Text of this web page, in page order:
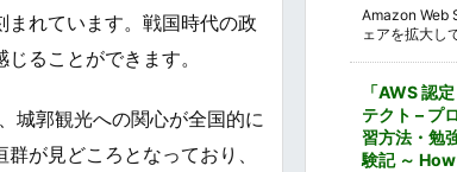
れています。戦国時代の政
ることができます。
城郭観光への関心が全国的に
が見どころとなっており、
Amazon Web
ェアを拡大し
「AWS 認
テクト – プ
習方法・勉
験記 ～